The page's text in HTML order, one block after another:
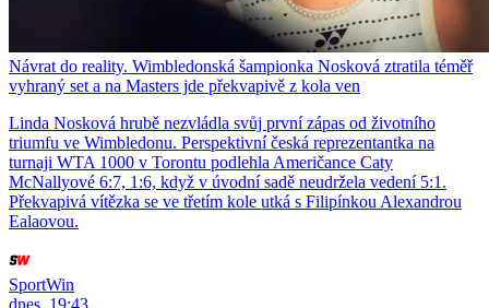
Návrat do reality. Wimbledonská šampionka Nosková ztratila téměř
vyhraný set a na Masters jde překvapivě z kola ven
Linda Nosková hrubě nezvládla svůj první zápas od životního
triumfu ve Wimbledonu. Perspektivní česká reprezentantka na
turnaji WTA 1000 v Torontu podlehla Američance Caty
McNallyové 6:7, 1:6, když v úvodní sadě neudržela vedení 5:1.
Překvapivá vítězka se ve třetím kole utká s Filipínkou Alexandrou
Ealaovou.
SportWin